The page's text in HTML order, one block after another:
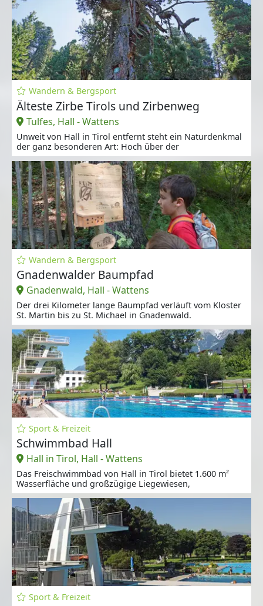
Wandern & Bergsport
Älteste Zirbe Tirols und Zirbenweg
Tulfes, Hall - Wattens
Unweit von Hall in Tirol entfernt steht ein Naturdenkmal
der ganz besonderen Art: Hoch über der
Wandern & Bergsport
Gnadenwalder Baumpfad
Gnadenwald, Hall - Wattens
Der drei Kilometer lange Baumpfad verläuft vom Kloster
St. Martin bis zu St. Michael in Gnadenwald.
Sport & Freizeit
Schwimmbad Hall
Hall in Tirol, Hall - Wattens
Das Freischwimmbad von Hall in Tirol bietet 1.600 m²
Wasserfläche und großzügige Liegewiesen,
Sport & Freizeit